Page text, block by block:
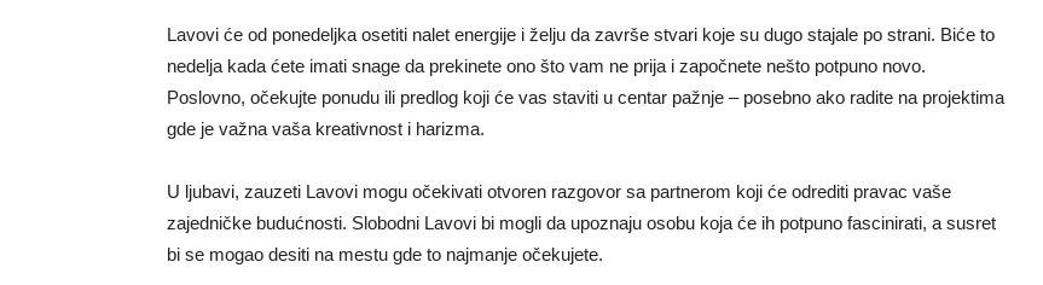
Lavovi će od ponedeljka osetiti nalet energije i želju da završe stvari koje su dugo stajale po strani. Biće to
nedelja kada ćete imati snage da prekinete ono što vam ne prija i započnete nešto potpuno novo.
Poslovno, očekujte ponudu ili predlog koji će vas staviti u centar pažnje – posebno ako radite na projektima
gde je važna vaša kreativnost i harizma.
U ljubavi, zauzeti Lavovi mogu očekivati otvoren razgovor sa partnerom koji će odrediti pravac vaše
zajedničke budućnosti. Slobodni Lavovi bi mogli da upoznaju osobu koja će ih potpuno fascinirati, a susret
bi se mogao desiti na mestu gde to najmanje očekujete.